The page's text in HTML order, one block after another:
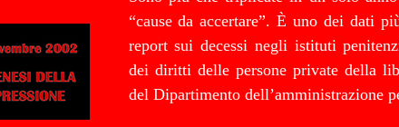
“cause da accertare”. È uno dei dati
report sui decessi negli istituti
dei diritti delle persone private della
del Dipartimento dell’amministrazione